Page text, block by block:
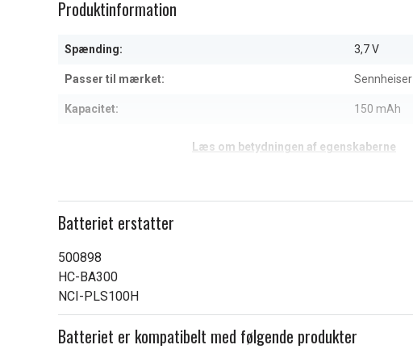
of
Produktinformation
Spænding: 3,7 V
Passer til mærket: Sennheiser
Kapacitet: 150 mAh
Læs om betydningen af egenskaberne
Batteriet erstatter
500898
HC-BA300
NCI-PLS100H
Batteriet er kompatibelt med følgende produkter